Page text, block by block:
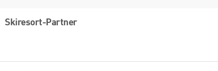
Skiresort-Partner